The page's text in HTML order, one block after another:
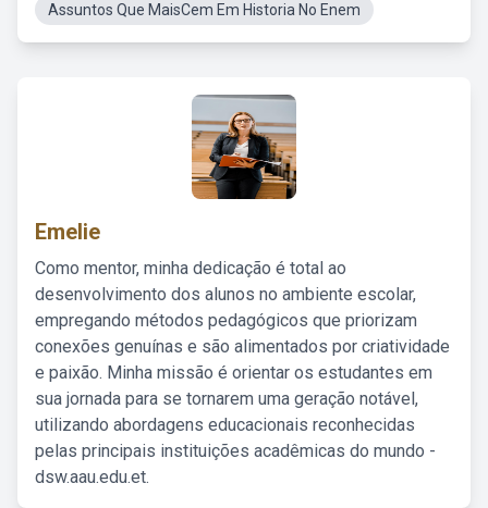
Assuntos Que MaisCem Em Historia No Enem
Emelie
Como mentor, minha dedicação é total ao
desenvolvimento dos alunos no ambiente escolar,
empregando métodos pedagógicos que priorizam
conexões genuínas e são alimentados por criatividade
e paixão. Minha missão é orientar os estudantes em
sua jornada para se tornarem uma geração notável,
utilizando abordagens educacionais reconhecidas
pelas principais instituições acadêmicas do mundo -
dsw.aau.edu.et.